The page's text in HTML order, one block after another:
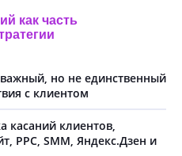
как часть
но не единственный
с клиентом
касаний клиентов,
PPC, SMM, Яндекс.Дзен и